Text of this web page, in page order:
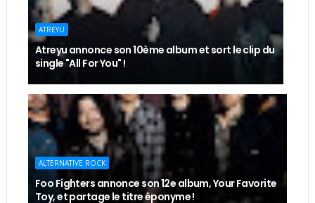
ATREYU
Atreyu annonce son 10ème album et sort le clip du
single "All For You" !
ALTERNATIVE ROCK
Foo Fighters annonce son 12e album, Your Favorite
Toy, et partage le titre éponyme !